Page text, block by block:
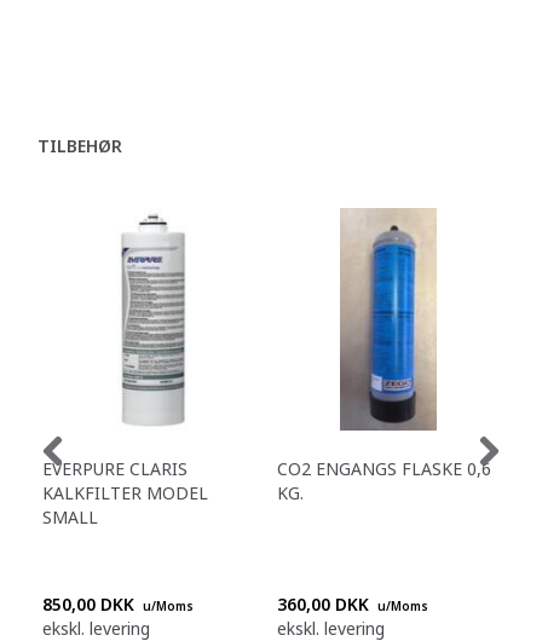
TILBEHØR
EVERPURE CLARIS
KALKFILTER MODEL
SMALL
850,00 DKK u/Moms
ekskl. levering
CO2 ENGANGS FLASKE 0,6
KG.
360,00 DKK u/Moms
ekskl. levering